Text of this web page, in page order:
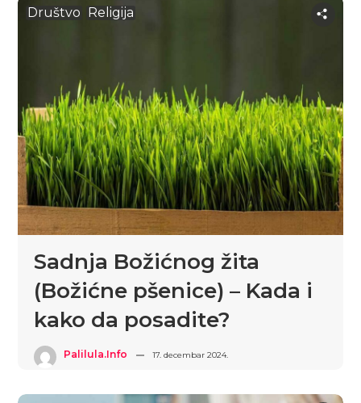
Društvo Religija
Sadnja Božićnog žita
(Božićne pšenice) – Kada i
kako da posadite?
Palilula.info 17. decembar 2024.